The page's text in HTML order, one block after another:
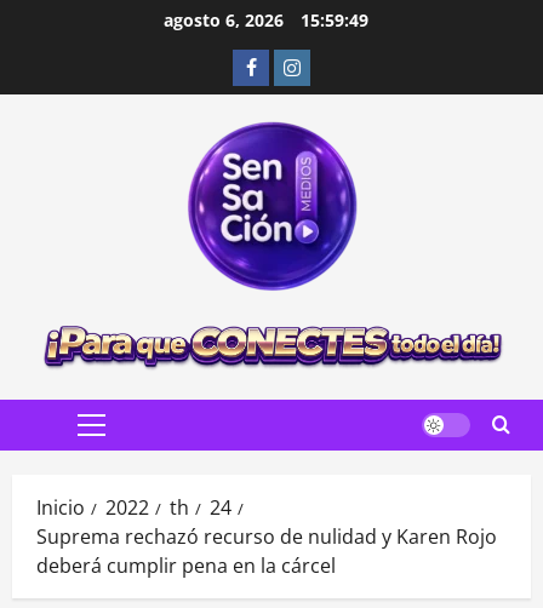
agosto 6, 2026 15:59:51
FacebookInstagram
Menú
Inicio 2022 th
24
Suprema rechazó recurso de nulidad y Karen Rojo
deberá cumplir pena en la cárcel